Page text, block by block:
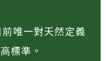
唯一對天然定義
標準。​